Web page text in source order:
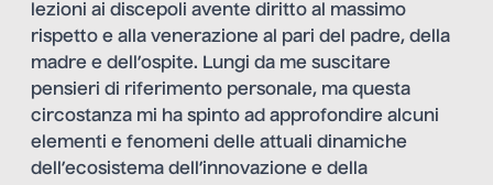
lezioni ai discepoli avente diritto al massimo
rispetto e alla venerazione al pari del padre, della
madre e dell’ospite. Lungi da me suscitare
pensieri di riferimento personale, ma questa
circostanza mi ha spinto ad approfondire alcuni
elementi e fenomeni delle attuali dinamiche
dell’ecosistema dell’innovazione e della